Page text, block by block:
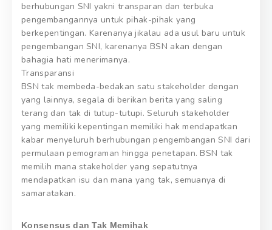
berhubungan SNI yakni transparan dan terbuka
pengembangannya untuk pihak-pihak yang
berkepentingan. Karenanya jikalau ada usul baru untuk
pengembangan SNI, karenanya BSN akan dengan
bahagia hati menerimanya.
Transparansi
BSN tak membeda-bedakan satu stakeholder dengan
yang lainnya, segala di berikan berita yang saling
terang dan tak di tutup-tutupi. Seluruh stakeholder
yang memiliki kepentingan memiliki hak mendapatkan
kabar menyeluruh berhubungan pengembangan SNI dari
permulaan pemograman hingga penetapan. BSN tak
memilih mana stakeholder yang sepatutnya
mendapatkan isu dan mana yang tak, semuanya di
samaratakan.
Konsensus dan Tak Memihak